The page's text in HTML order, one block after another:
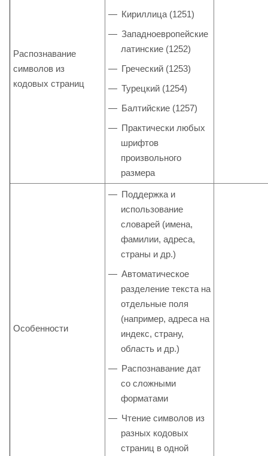
Распознавание
символов из
кодовых страниц
Кириллица (1251)
Западноевропейские
латинские (1252)
Греческий (1253)
Турецкий (1254)
Балтийские (1257)
Практически любых
шрифтов
произвольного
размера
Особенности
Поддержка и
использование
словарей (имена,
фамилии, адреса,
страны и др.)
Автоматическое
разделение текста на
отдельные поля
(например, адреса на
индекс, страну,
область и др.)
Распознавание дат
со сложными
форматами
Чтение символов из
разных кодовых
страниц в одной